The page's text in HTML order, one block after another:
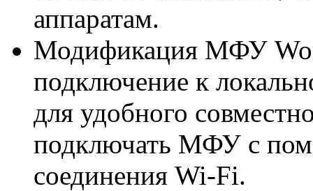
аппаратам.
Модификация МФУ
подключение к
для удобного
подключать МФУ с
соединения Wi-Fi.